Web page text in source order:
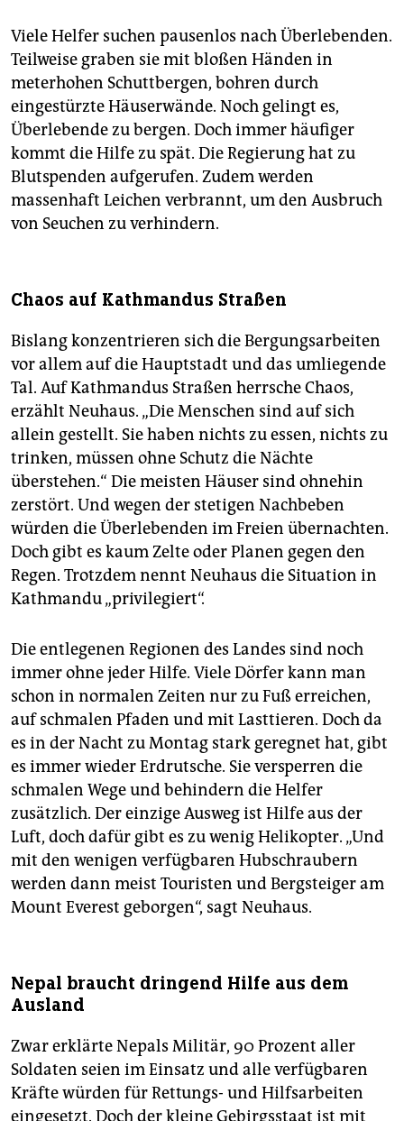
Viele Helfer suchen pausenlos nach Überlebenden.
Teilweise graben sie mit bloßen Händen in
meterhohen Schuttbergen, bohren durch
eingestürzte Häuserwände. Noch gelingt es,
Überlebende zu bergen. Doch immer häufiger
kommt die Hilfe zu spät. Die Regierung hat zu
Blutspenden aufgerufen. Zudem werden
massenhaft Leichen verbrannt, um den Ausbruch
von Seuchen zu verhindern.
Chaos auf Kathmandus Straßen
Bislang konzentrieren sich die Bergungsarbeiten
vor allem auf die Hauptstadt und das umliegende
Tal. Auf Kathmandus Straßen herrsche Chaos,
erzählt Neuhaus. „Die Menschen sind auf sich
allein gestellt. Sie haben nichts zu essen, nichts zu
trinken, müssen ohne Schutz die Nächte
überstehen.“ Die meisten Häuser sind ohnehin
zerstört. Und wegen der stetigen Nachbeben
würden die Überlebenden im Freien übernachten.
Doch gibt es kaum Zelte oder Planen gegen den
Regen. Trotzdem nennt Neuhaus die Situation in
Kathmandu „privilegiert“.
Die entlegenen Regionen des Landes sind noch
immer ohne jeder Hilfe. Viele Dörfer kann man
schon in normalen Zeiten nur zu Fuß erreichen,
auf schmalen Pfaden und mit Lasttieren. Doch da
es in der Nacht zu Montag stark geregnet hat, gibt
es immer wieder Erdrutsche. Sie versperren die
schmalen Wege und behindern die Helfer
zusätzlich. Der einzige Ausweg ist Hilfe aus der
Luft, doch dafür gibt es zu wenig Helikopter. „Und
mit den wenigen verfügbaren Hubschraubern
werden dann meist Touristen und Bergsteiger am
Mount Everest geborgen“, sagt Neuhaus.
Nepal braucht dringend Hilfe aus dem
Ausland
Zwar erklärte Nepals Militär, 90 Prozent aller
Soldaten seien im Einsatz und alle verfügbaren
Kräfte würden für Rettungs- und Hilfsarbeiten
eingesetzt. Doch der kleine Gebirgsstaat ist mit